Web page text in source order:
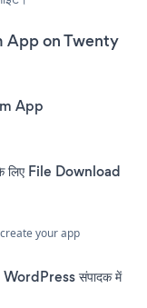
App on Twenty
App
File Download
your app
संपादक में